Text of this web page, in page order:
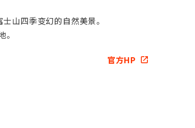
山四季变幻的自然美景。
官方HP